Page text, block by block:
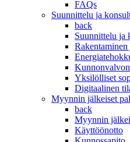
FAQs
Suunnittelu ja
back
Suunnittelu ja
Yksilölliset
Digitaalinen
Myynnin jälkeiset
back
Myynnin
Käyttöönotto